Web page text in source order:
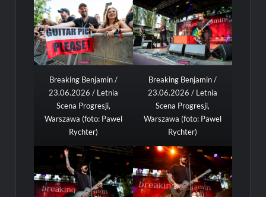
Breaking Benjamin /
23.06.2026 / Letnia
Scena Progresji,
Warszawa (foto: Pawel
Rychter)
Breaking Benjamin /
23.06.2026 / Letnia
Scena Progresji,
Warszawa (foto: Pawel
Rychter)